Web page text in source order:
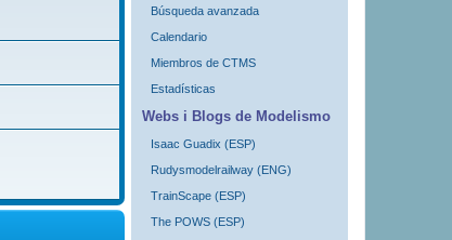
Búsqueda avanzada
Calendario
Miembros de CTMS
Estadísticas
Webs i Blogs de Modelismo
Isaac Guadix (ESP)
Rudysmodelrailway (ENG)
TrainScape (ESP)
The POWS (ESP)